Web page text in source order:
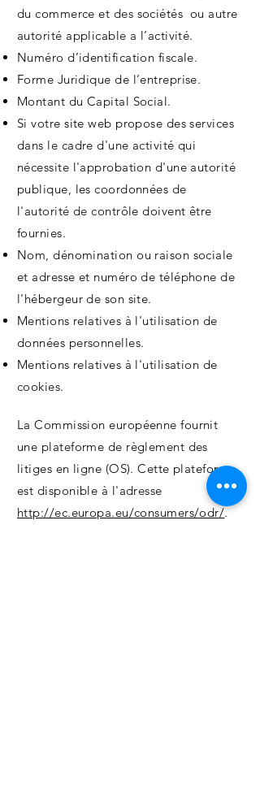
du commerce et des sociétés ou autre
autorité applicable a l’activité.
Numéro d’identification fiscale.
Forme Juridique de l’entreprise.
Montant du Capital Social.
Si votre site web propose des services
dans le cadre d'une activité qui
nécessite l'approbation d'une autorité
publique, les coordonnées de
l'autorité de contrôle doivent être
fournies. ​​​
Nom, dénomination ou raison sociale
et adresse et numéro de téléphone de
l'hébergeur de son site.
Mentions relatives à l'utilisation de
données personnelles.
Mentions relatives à l'utilisation de
cookies.
La Commission européenne fournit
une plateforme de règlement des
litiges en ligne (OS). Cette plateforme
est disponible à l'adresse
http://ec.europa.eu/consumers/odr/.